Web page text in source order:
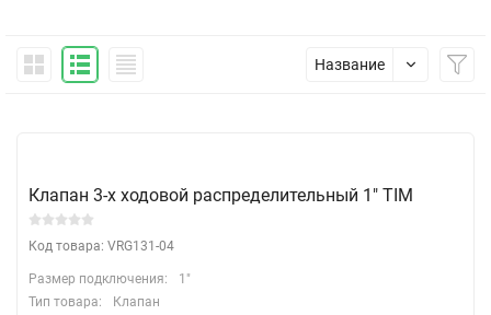
Название
Клапан 3-х ходовой распределительный 1" TIM
Код товара: VRG131-04
Размер подключения:
1"
Тип товара:
Клапан